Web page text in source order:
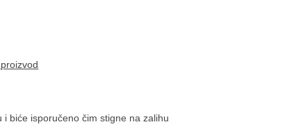
biće isporučeno čim stigne na zalihu